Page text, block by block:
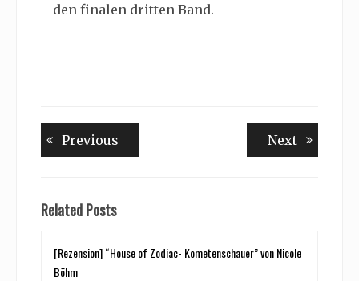
den finalen dritten Band.
Beitragsnavigation
Previous NextNext
Related Posts
[Rezension] “House of Zodiac- Kometenschauer” von Nicole
Böhm